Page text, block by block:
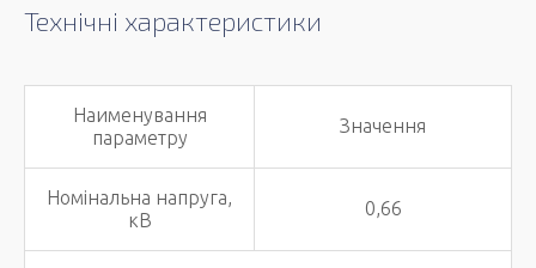
Технічні характеристики
Наименування
параметру
Значення
Номінальна напруга,
кВ
0,66